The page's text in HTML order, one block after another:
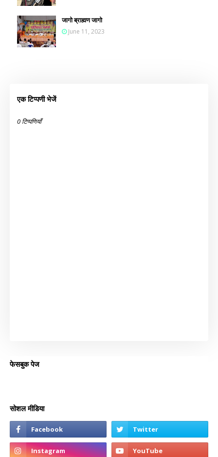
जागो ब्राह्मण जागो
June 11, 2023
एक टिप्पणी भेजें
0 टिप्पणियाँ
फेसबुक पेज
सोशल मीडिया